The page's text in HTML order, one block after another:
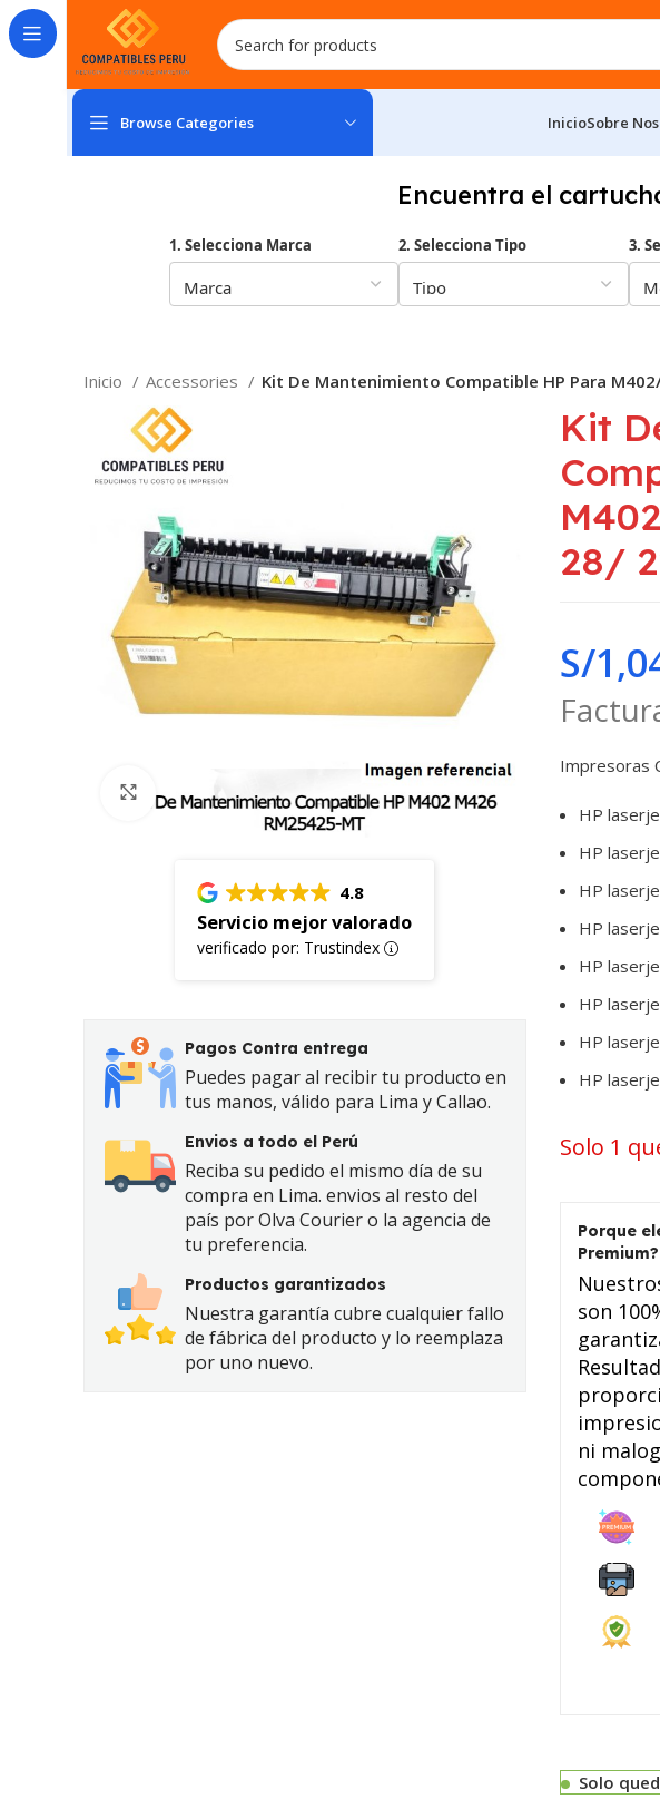
Browse Categories InicioSobre
Encuentra el
1. Selecciona Marca 2. Selecciona Tipo 3.
Inicio Accessories Kit De Mantenimiento Compatible HP Para
Click to enlarge
4.8
Servicio mejor valorado
verificado por: Trustindex
Pagos Contra entrega
Puedes pagar al recibir tu producto en
tus manos, válido para Lima y Callao.
Envios a todo el Perú
Reciba su pedido el mismo día de su
compra en Lima. envios al resto del
país por Olva Courier o la agencia de
tu preferencia.
Productos garantizados
Nuestra garantía cubre cualquier fallo
de fábrica del producto y lo reemplaza
por uno nuevo.
Kit
28/
S/
Impresoras
HP
HP
HP
HP
HP
HP
HP
HP
Solo 1
Porque
Premium?
son
ni
Solo